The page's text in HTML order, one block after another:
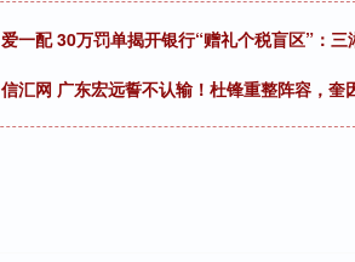
爱一配 30万罚单揭开银行“赠礼个税盲区”：
信汇网 广东宏远誓不认输！杜锋重整阵容，奎